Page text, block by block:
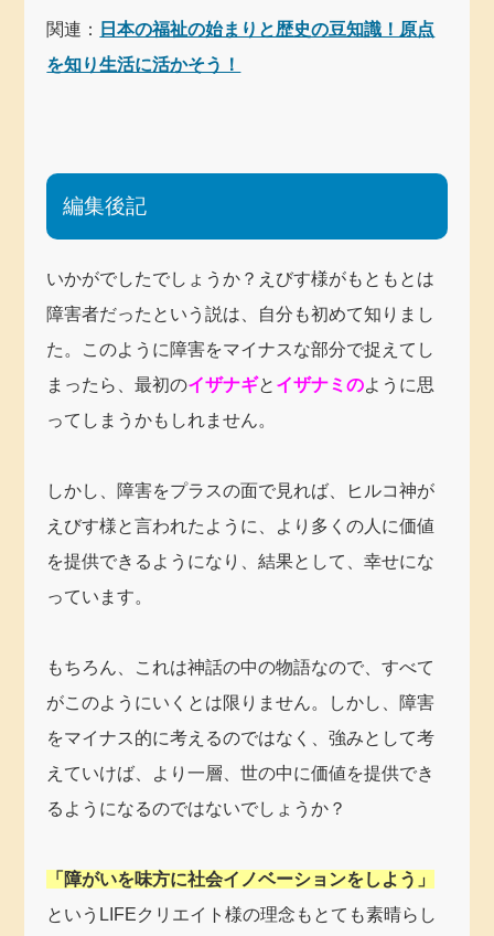
関連：
日本の福祉の始まりと歴史の豆知識！原点
を知り生活に活かそう！
編集後記
いかがでしたでしょうか？えびす様がもともとは
障害者だったという説は、自分も初めて知りまし
た。このように障害をマイナスな部分で捉えてし
まったら、最初のイザナギと イザナミのように思
ってしまうかもしれません。
しかし、障害をプラスの面で見れば、ヒルコ神が
えびす様と言われたように、より多くの人に価値
を提供できるようになり、結果として、幸せにな
っています。
もちろん、これは神話の中の物語なので、すべて
がこのようにいくとは限りません。しかし、障害
をマイナス的に考えるのではなく、強みとして考
えていけば、より一層、世の中に価値を提供でき
るようになるのではないでしょうか？
「障がいを味方に社会イノベーションをしよう」
というLIFEクリエイト様の理念もとても素晴らし